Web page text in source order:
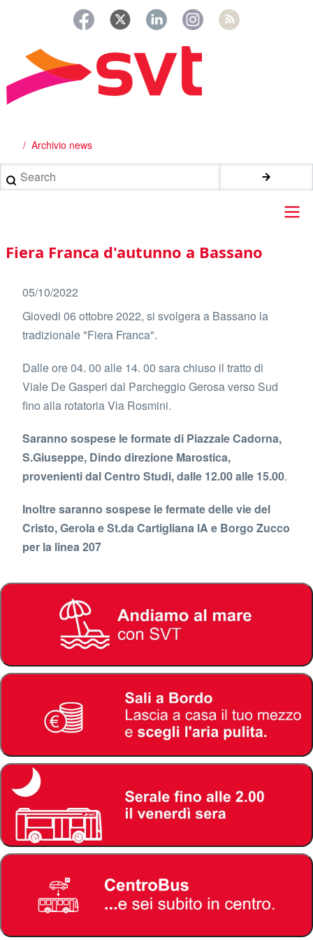
principale
Briciole
di
pane
Archivio news
Search
Main
navigation
Fiera Franca d'autunno a Bassano
05/10/2022
Giovedi 06 ottobre 2022, si svolgera a Bassano la
tradizionale "Fiera Franca".
Dalle ore 04. 00 alle 14. 00 sara chiuso il tratto di
Viale De Gasperi dal Parcheggio Gerosa verso Sud
fino alla rotatoria Via Rosmini.
Saranno sospese le formate di Piazzale Cadorna,
S.Giuseppe, Dindo direzione Marostica,
provenienti dal Centro Studi, dalle 12.00 alle 15.00.
Inoltre saranno sospese le fermate delle vie del
Cristo, Gerola e St.da Cartigliana lA e Borgo Zucco
per la linea 207